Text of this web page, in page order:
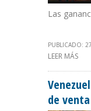
Las
PUBLICADO:
LEER MÁS
de venta